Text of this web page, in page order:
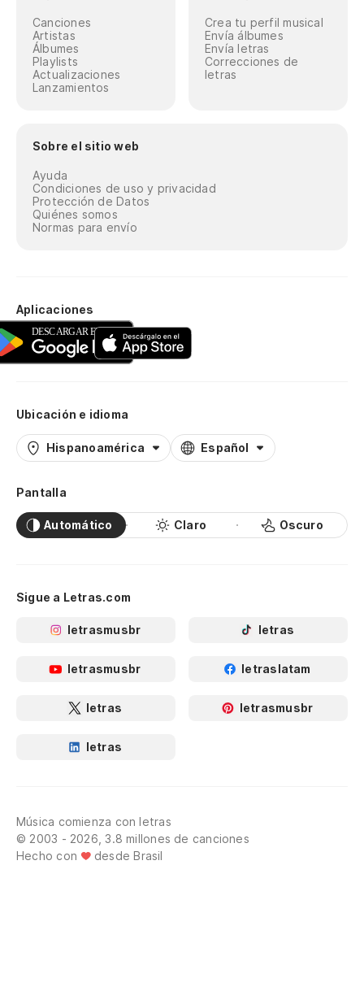
Canciones
Artistas
Álbumes
Playlists
Actualizaciones
Lanzamientos
Crea tu perfil musical
Envía álbumes
Envía letras
Correcciones de
letras
Sobre el sitio web
Ayuda
Condiciones de uso y privacidad
Protección de Datos
Quiénes somos
Normas para envío
Aplicaciones
Ubicación e idioma
Hispanoamérica Español
Pantalla
Automático Claro Oscuro
Sigue a Letras.com
letrasmusbr letras
letrasmusbr letraslatam
letras letrasmusbr
letras
Música comienza con letras
© 2003 - 2026, 3.8 millones de canciones
Hecho con
desde Brasil